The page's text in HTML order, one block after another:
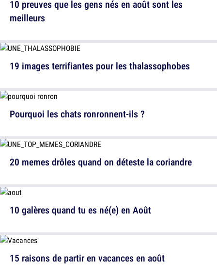
10 preuves que les gens nés en août sont les
meilleurs
Pourquoi les chats ronronnent-ils ?
10 galères quand tu es né(e) en Août
19 images terrifiantes pour les thalassophobes
20 memes drôles quand on déteste la coriandre
15 raisons de partir en vacances en août